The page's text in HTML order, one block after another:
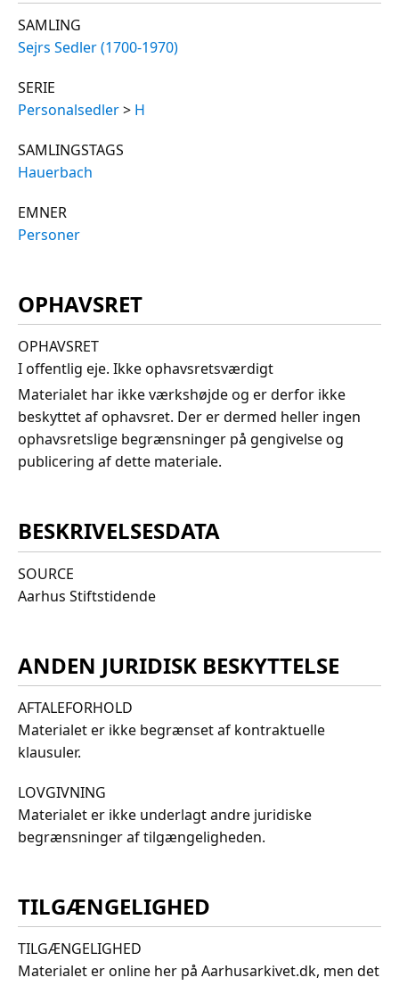
SAMLING
Sejrs Sedler (1700-1970)
SERIE
Personalsedler> H
SAMLINGSTAGS
Hauerbach
EMNER
Personer
OPHAVSRET
OPHAVSRET
I offentlig eje. Ikke ophavsretsværdigt
Materialet har ikke værkshøjde og er derfor ikke
beskyttet af ophavsret. Der er dermed heller ingen
ophavsretslige begrænsninger på gengivelse og
publicering af dette materiale.
BESKRIVELSESDATA
SOURCE
Aarhus Stiftstidende
ANDEN JURIDISK BESKYTTELSE
AFTALEFORHOLD
Materialet er ikke begrænset af kontraktuelle
klausuler.
LOVGIVNING
Materialet er ikke underlagt andre juridiske
begrænsninger af tilgængeligheden.
TILGÆNGELIGHED
TILGÆNGELIGHED
Materialet er online her på Aarhusarkivet.dk, men det